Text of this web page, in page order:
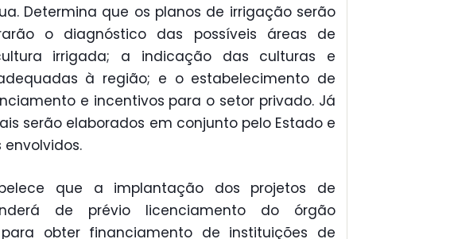
Determina que os planos de irrigação serão
o diagnóstico das possíveis áreas de
irrigada; a indicação das culturas e
à região; e o estabelecimento de
e incentivos para o setor privado. Já
serão elaborados em conjunto pelo Estado e
que a implantação dos projetos de
de prévio licenciamento do órgão
obter financiamento de instituições de